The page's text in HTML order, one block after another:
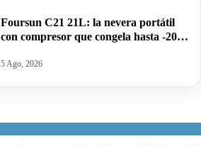
Foursun C21 21L: la nevera portátil
con compresor que congela hasta -20
5 Ago, 2026